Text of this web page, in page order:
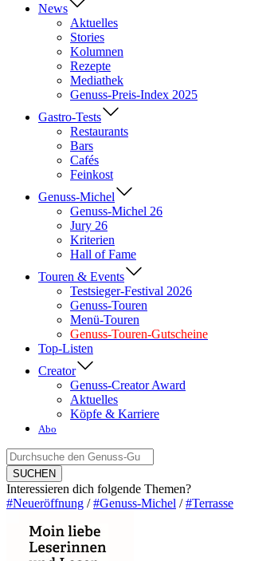
News
Aktuelles
Stories
Kolumnen
Rezepte
Mediathek
Genuss-Preis-Index 2025
Gastro-Tests
Restaurants
Bars
Cafés
Feinkost
Genuss-Michel
Genuss-Michel 26
Jury 26
Kriterien
Hall of Fame
Touren & Events
Testsieger-Festival 2026
Genuss-Touren
Menü-Touren
Genuss-Touren-Gutscheine
Top-Listen
Creator
Genuss-Creator Award
Aktuelles
Köpfe & Karriere
Abo
Suche
nach:
SUCHEN
Interessieren dich folgende Themen?
#Neueröffnung /#Genuss-Michel /#Terrasse